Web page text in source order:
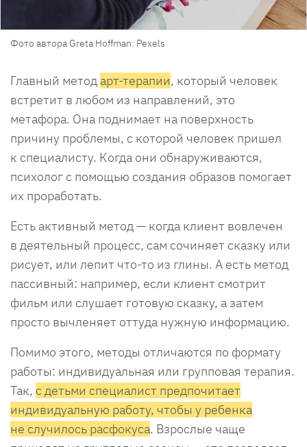
Фото автора Greta Hoffman: Pexels
Главный метод арт-терапии, который человек
встретит в любом из направлений, это
метафора. Она поднимает на поверхность
причину проблемы, с которой человек пришел
к специалисту. Когда они обнаруживаются,
психолог с помощью создания образов помогает
их проработать.
Есть активный метод — когда клиент вовлечен
в деятельный процесс, сам сочиняет сказку или
рисует, или лепит что-то из глины. А есть метод
пассивный: например, если клиент смотрит
фильм или слушает готовую сказку, а затем
просто вычленяет оттуда нужную информацию.
Помимо этого, методы отличаются по формату
работы: индивидуальная или групповая терапия.
Так, с детьми специалист предпочитает
индивидуальную работу, чтобы у ребенка
не случилось расфокуса. Взрослые чаще